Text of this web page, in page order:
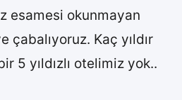
esamesi okunmayan
çabalıyoruz. Kaç yıldır
5 yıldızlı otelimiz yok..